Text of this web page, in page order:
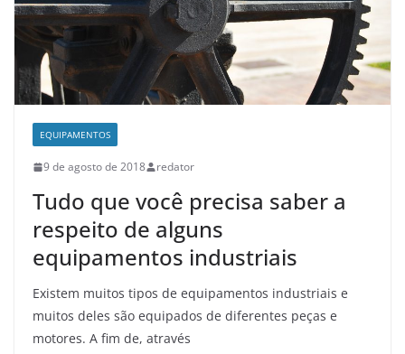
EQUIPAMENTOS
9 de agosto de 2018 redator
Tudo que você precisa saber a
respeito de alguns
equipamentos industriais
Existem muitos tipos de equipamentos industriais e
muitos deles são equipados de diferentes peças e
motores. A fim de, através